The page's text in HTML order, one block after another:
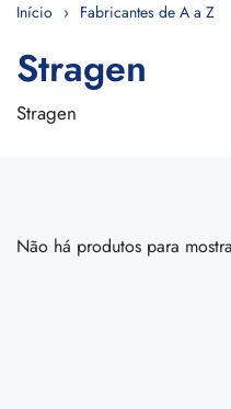
Início Fabricantes de A a Z
Stragen
Stragen
Não há produtos para